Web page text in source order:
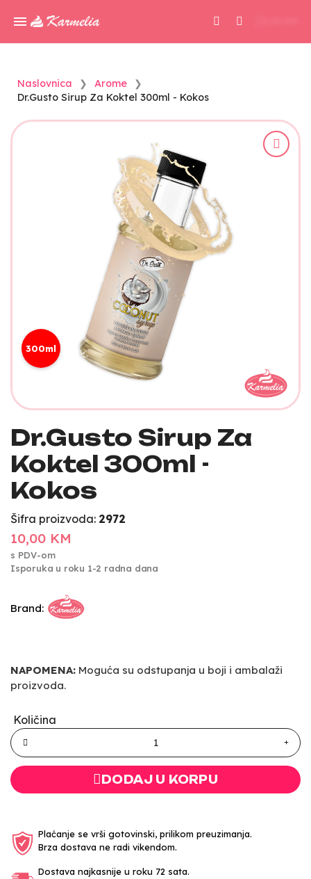
Naslovnica
Arome
Dr.Gusto Sirup Za Koktel 300ml - Kokos
300ml
Dr.Gusto Sirup Za
Koktel 300ml -
Kokos
Šifra proizvoda: 2972
10,00 KM
s PDV-om
Isporuka u roku 1-2 radna dana
Brand:
NAPOMENA: Moguća su odstupanja u boji i ambalaži
proizvoda.
Količina
DODAJ U KORPU
Plaćanje se vrši gotovinski, prilikom preuzimanja.
Brza dostava ne radi vikendom.
Dostava najkasnije u roku 72 sata.